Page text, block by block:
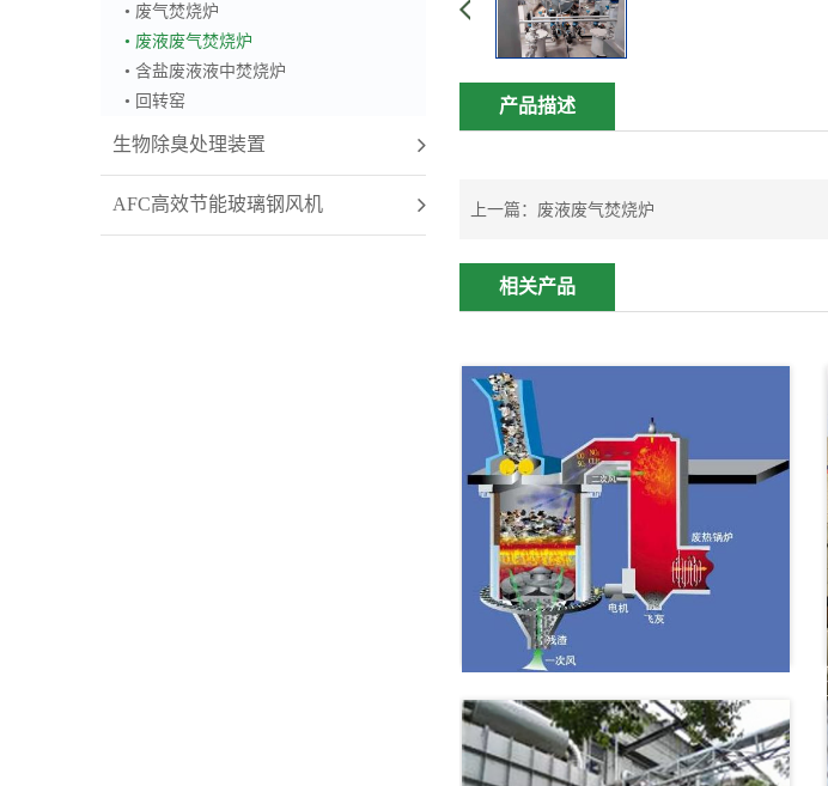
• 废气焚烧炉
• 废液废气焚烧炉
• 含盐废液液中焚烧炉
• 回转窑
生物除臭处理装置
AFC高效节能玻璃钢风机
产品描述
上一篇： 废液废气焚烧炉
相关产品
AFLRJ型连续热解气化炉